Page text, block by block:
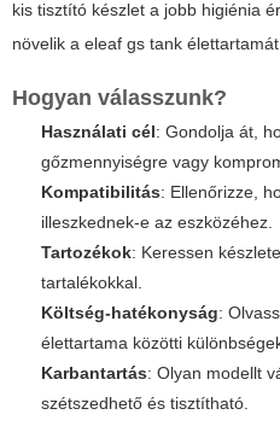
kis tisztító készlet a jobb higiénia
növelik a eleaf gs tank
Hogyan válasszunk?
Használati cél: Gondolja át,
gőzmennyiségre vagy
Kompatibilitás: Ellenőrizze,
illeszkednek-e az eszközéhez.
Tartozékok: Keressen
tartalékokkal.
Költség-hatékonyság:
élettartama közötti
Karbantartás: Olyan modellt
szétszedhető és tisztítható.